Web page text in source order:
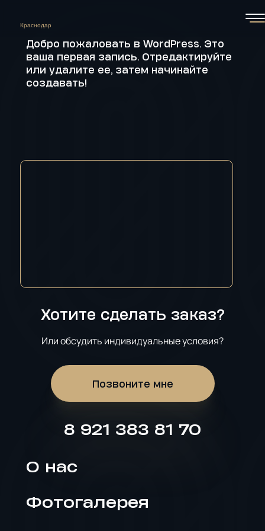
Добро пожаловать в WordPress. Это
ваша первая запись. Отредактируйте
или удалите ее, затем начинайте
создавать!
Хотите сделать заказ?
Или обсудить индивидуальные условия?
Позвоните мне
8 921 383 81 70
О нас
Фотогалерея